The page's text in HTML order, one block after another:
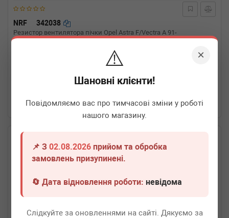
×
⚠️
Шановні клієнти!
Повідомляємо вас про тимчасові зміни у роботі
нашого магазину.
📌 З02.08.2026 прийом та обробка
замовлень призупинені.
🔄 Дата відновлення роботи:невідома
Слідкуйте за оновленнями на сайті. Дякуємо за
NRF 342038
Резистор вентилятора пічки Opel Astra F/Vectra A 91-
+ В кошик